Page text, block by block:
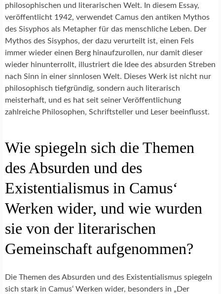
philosophischen und literarischen Welt. In diesem Essay,
veröffentlicht 1942, verwendet Camus den antiken Mythos
des Sisyphos als Metapher für das menschliche Leben. Der
Mythos des Sisyphos, der dazu verurteilt ist, einen Fels
immer wieder einen Berg hinaufzurollen, nur damit dieser
wieder hinunterrollt, illustriert die Idee des absurden Streben
nach Sinn in einer sinnlosen Welt. Dieses Werk ist nicht nur
philosophisch tiefgründig, sondern auch literarisch
meisterhaft, und es hat seit seiner Veröffentlichung
zahlreiche Philosophen, Schriftsteller und Leser beeinflusst.
Wie spiegeln sich die Themen
des Absurden und des
Existentialismus in Camus‘
Werken wider, und wie wurden
sie von der literarischen
Gemeinschaft aufgenommen?
Die Themen des Absurden und des Existentialismus spiegeln
sich stark in Camus‘ Werken wider, besonders in „Der